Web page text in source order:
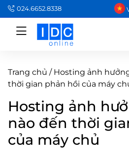
024.6652.8338
Trang chủ / Hosting ảnh
thời gian phản hồi của máy
Hosting ảnh
nào đến thời
của máy chủ